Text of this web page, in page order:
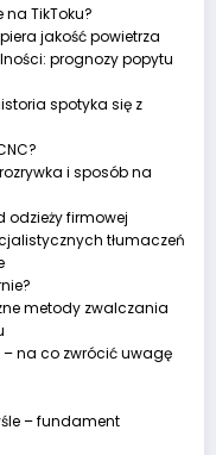
TikToku?
jakość powietrza
prognozy popytu
spotyka się z
i sposób na
odzieży firmowej
tłumaczeń
metody zwalczania
– na co zwrócić uwagę
– fundament